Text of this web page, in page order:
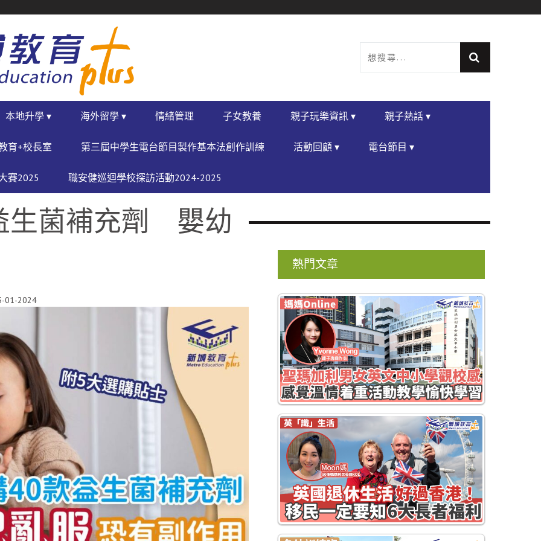
本地升學 ▾ 海外留學 ▾ 情緒管理 子女教養 親子玩樂資訊 ▾ 親子熱話 ▾
育+校長室 第三屆中學生電台節目製作基本法創作訓練 活動回顧 ▾ 電台節目 ▾
賽2025 職安健巡迴學校探訪活動2024-2025
生菌補充劑 嬰幼
01-2024
熱門文章